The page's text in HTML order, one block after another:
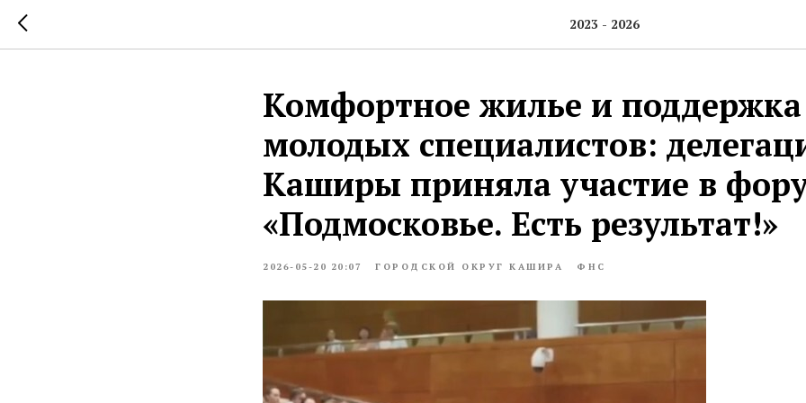
2023 - 2026
Комфортное жилье и поддержка
молодых специалистов:
Каширы приняла участие в
«Подмосковье. Есть результат!»
2026-05-20 20:07 ГОРОДСКОЙ ОКРУГ КАШИРА ФНС